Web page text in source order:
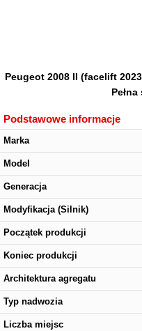
Peugeot 2008 II (facelift
Podstawowe informacje
Marka
Model
Generacja
Modyfikacja (Silnik)
Początek produkcji
Koniec produkcji
Architektura agregatu
Typ nadwozia
Liczba miejsc